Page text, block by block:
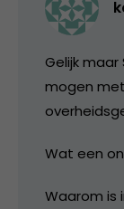
Gelijk
mogen
Wat een
Waarom is